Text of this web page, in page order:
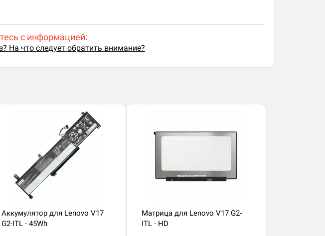
с информацией:
На что следует обратить внимание?
Аккумулятор для Lenovo V17
G2-ITL - 45Wh
Матрица для Lenovo V17 G2-
ITL - HD